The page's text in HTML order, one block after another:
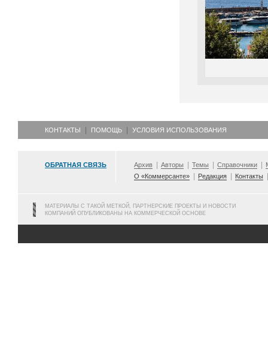
КОНТАКТЫ ПОМОЩЬ УСЛОВИЯ ИСПОЛЬЗОВАНИЯ
ОБРАТНАЯ СВЯЗЬ Архив Авторы Темы Справочники
О «Коммерсанте»
Редакция Контакты
МАТЕРИАЛЫ С ТАКОЙ МЕТКОЙ, ПАРТНЕРСКИЕ ПРОЕКТЫ И НОВОСТИ
КОМПАНИЙ ОПУБЛИКОВАНЫ НА КОММЕРЧЕСКОЙ ОСНОВЕ